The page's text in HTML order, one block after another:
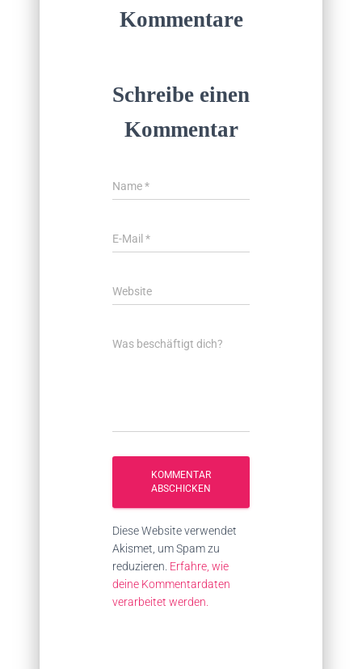
Kommentare
Schreibe einen
Kommentar
Name*
E-Mail *
Website
Was beschäftigt dich?
Diese Website verwendet
Akismet, um Spam zu
reduzieren. Erfahre, wie
deine Kommentardaten
verarbeitet werden.